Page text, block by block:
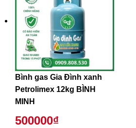
Bình gas Gia Đình xanh
Petrolimex 12kg BÌNH
MINH
500000₫